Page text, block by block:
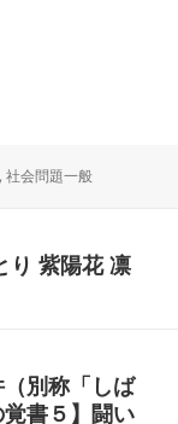
,社会問題一般
り 紫陽花 凛
（別称「しば
書５】闘い